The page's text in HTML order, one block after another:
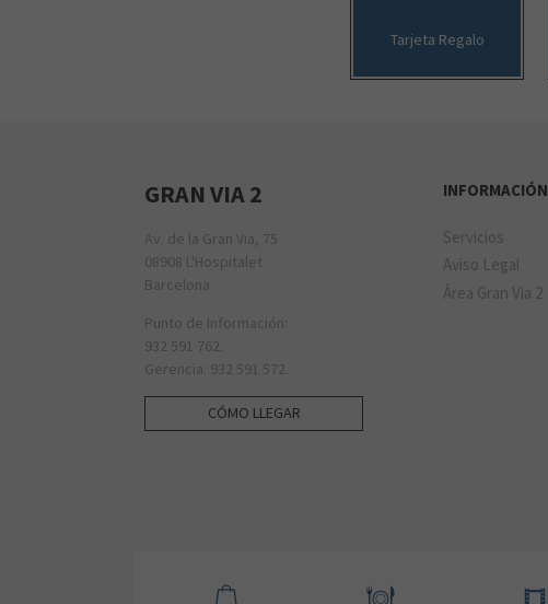
Tarjeta Regalo
GRAN VIA 2
Av. de la Gran Via, 75
08908 L'Hospitalet
Barcelona
Punto de Información:
932 591 762.
Gerencia: 932 591 572.
CÓMO LLEGAR
INFORMACIÓN
Servicios
Aviso Legal
Área Gran Via 2